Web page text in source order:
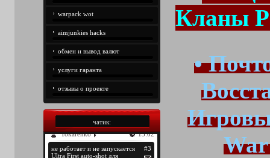
warpack wot
aimjunkies hacks
обмен и вывод валют
услуги гаранта
отзывы о проекте
чатик:
Кланы
•